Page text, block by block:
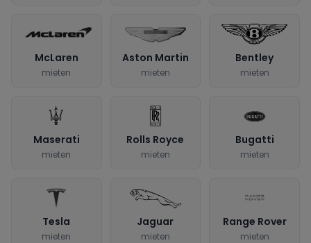
McLaren
mieten
Aston Martin
mieten
Bentley
mieten
Maserati
mieten
Rolls Royce
mieten
Bugatti
mieten
Tesla
mieten
Jaguar
mieten
Range Rover
mieten